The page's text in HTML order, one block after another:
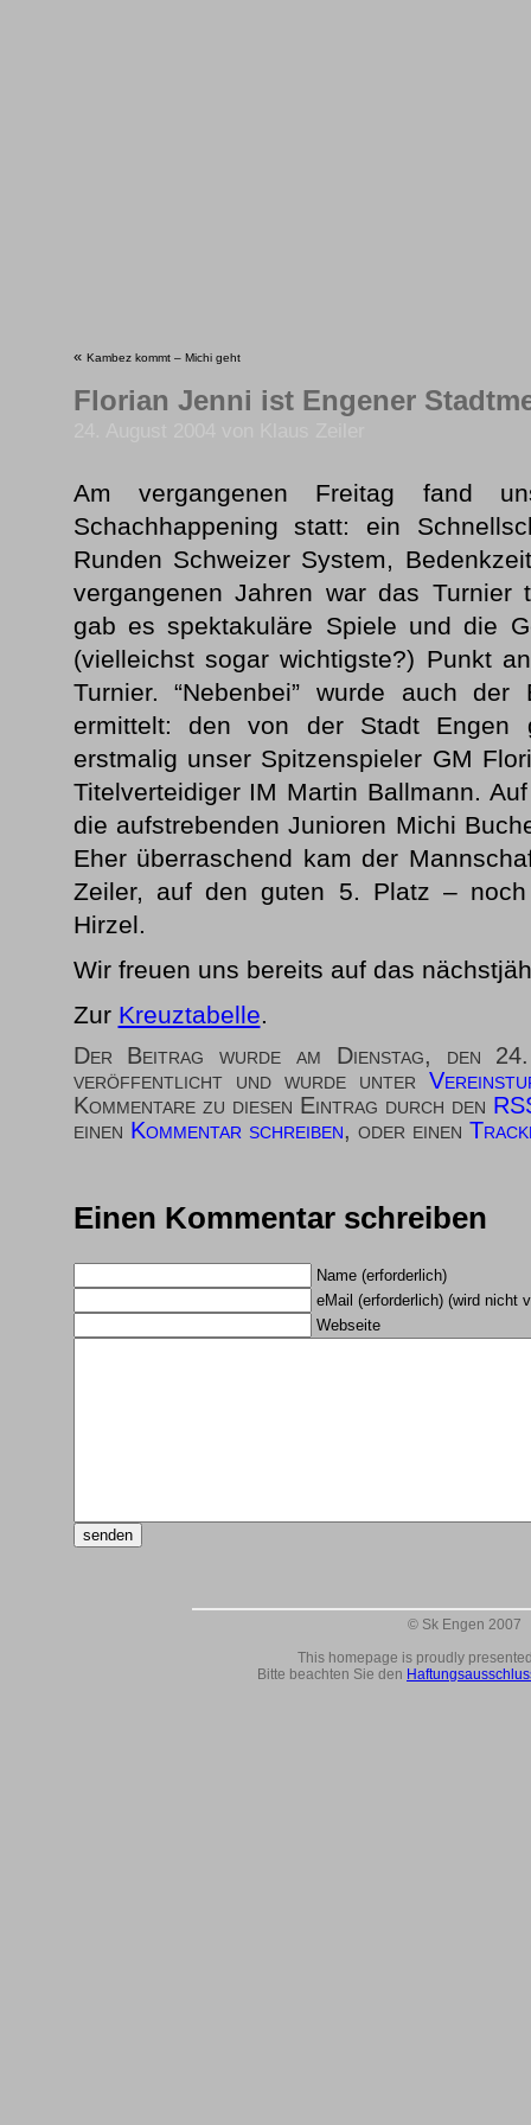
« Kambez kommt – Michi geht
Florian Jenni ist Engener
Am vergangenen Freitag fand
Schachhappening statt: ein
Runden Schweizer System,
vergangenen Jahren war das Turnier
gab es spektakuläre Spiele und die
(vielleichst sogar wichtigste?) Punkt
Turnier. “Nebenbei” wurde auch der
ermittelt: den von der Stadt Engen
erstmalig unser Spitzenspieler GM
Titelverteidiger IM Martin Ballmann.
die aufstrebenden Junioren Michi
Eher überraschend kam der
Zeiler, auf den guten 5. Platz –
Hirzel.
Wir freuen uns bereits auf das
Zur Kreuztabelle.
Der Beitrag wurde am Dienstag, den
veröffentlicht und wurde unter
Kommentare zu diesen Eintrag durch den
einen Kommentar schreiben, oder einen
Einen Kommentar schreiben
Name (erforderlich)
eMail (erforderlich) (wird nicht
Webseite
© Sk Engen 2007
This homepage is proudly
Bitte beachten Sie den